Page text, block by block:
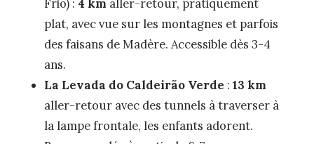
Frio) : 4 km aller-retour, pratiquement
plat, avec vue sur les montagnes et parfois
des faisans de Madère. Accessible dès 3-4
ans.
La Levada do Caldeirão Verde : 13 km
aller-retour avec des tunnels à traverser à
la lampe frontale, les enfants adorent.